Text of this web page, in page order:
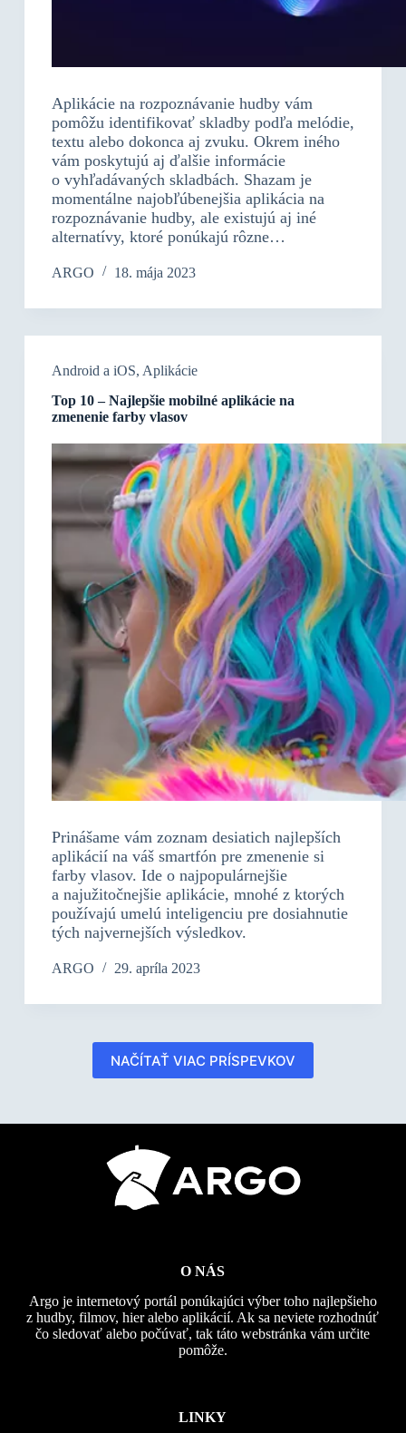
Aplikácie na rozpoznávanie hudby vám
pomôžu identifikovať skladby podľa melódie,
textu alebo dokonca aj zvuku. Okrem iného
vám poskytujú aj ďalšie informácie
o vyhľadávaných skladbách. Shazam je
momentálne najobľúbenejšia aplikácia na
rozpoznávanie hudby, ale existujú aj iné
alternatívy, ktoré ponúkajú rôzne…
ARGO 18. mája 2023
Android a iOS, Aplikácie
Top 10 – Najlepšie mobilné aplikácie na
zmenenie farby vlasov
Prinášame vám zoznam desiatich najlepších
aplikácií na váš smartfón pre zmenenie si
farby vlasov. Ide o najpopulárnejšie
a najužitočnejšie aplikácie, mnohé z ktorých
používajú umelú inteligenciu pre dosiahnutie
tých najvernejších výsledkov.
ARGO 29. apríla 2023
NAČÍTAŤ VIAC PRÍSPEVKOV
O NÁS
Argo je internetový portál ponúkajúci výber toho najlepšieho
z hudby, filmov, hier alebo aplikácií. Ak sa neviete rozhodnúť
čo sledovať alebo počúvať, tak táto webstránka vám určite
pomôže.
LINKY